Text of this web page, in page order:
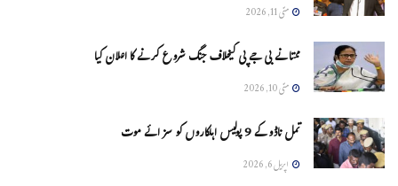
مئی 11, 2026
ممتا نے بی جے پی کیخلاف جنگ شروع کرنے کا اعلان کیا
مئی 10, 2026
تمل ناڈو کے 9 پولیس اہلکاروں کو سزائے موت
اپریل 6, 2026